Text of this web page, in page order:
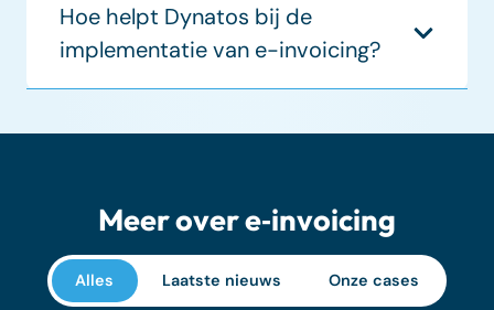
Hoe helpt Dynatos bij de
implementatie van e-invoicing?
Meer over e‑invoicing
Alles Laatste nieuws Onze cases